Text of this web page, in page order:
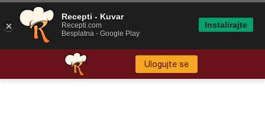
Ulogujte se
Recepti - Kuvar
Recepti.com
Besplatna - Google Play
Instalirajte